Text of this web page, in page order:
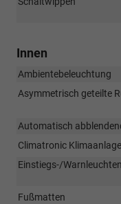
Innen
Ambientebeleuchtung
Asymmetrisch geteilte
Automatisch
Climatronic
Einstiegs-/
Fußmatten